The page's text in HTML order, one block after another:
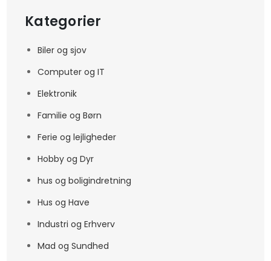
Kategorier
Biler og sjov
Computer og IT
Elektronik
Familie og Børn
Ferie og lejligheder
Hobby og Dyr
hus og boligindretning
Hus og Have
Industri og Erhverv
Mad og Sundhed